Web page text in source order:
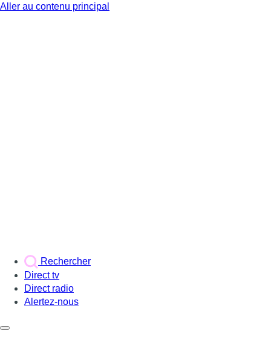
Aller au contenu principal
Rechercher
Direct tv
Direct radio
Alertez-nous